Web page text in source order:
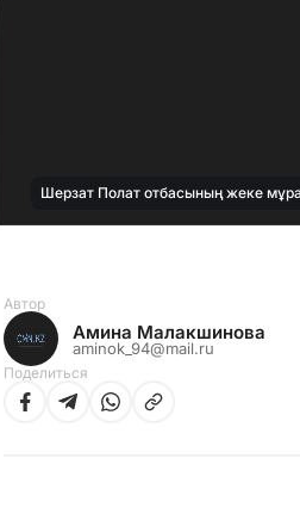
Шерзат Полат отбасының жеке
Автор
Амина Малакшинова
aminok_94@mail.ru
Поделиться